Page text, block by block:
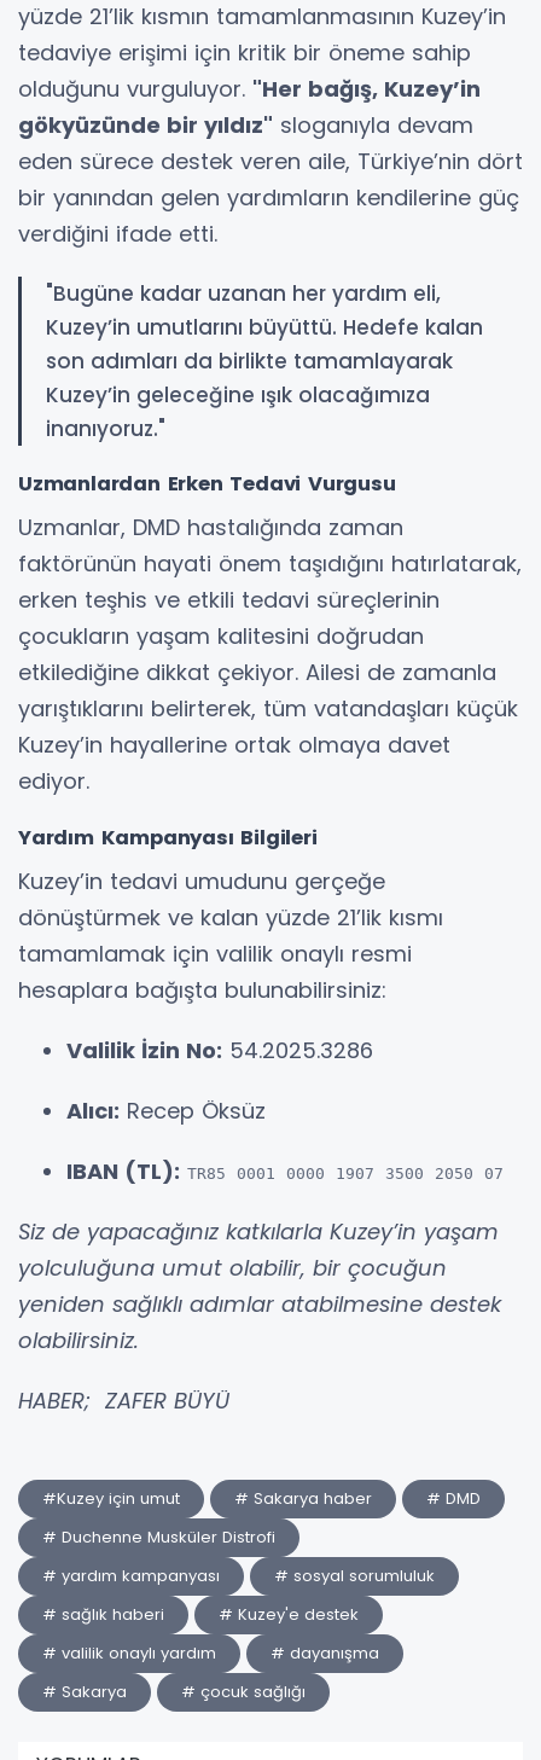
yüzde 21’lik kısmın tamamlanmasının Kuzey’in
tedaviye erişimi için kritik bir öneme sahip
olduğunu vurguluyor. "Her bağış, Kuzey’in
gökyüzünde bir yıldız" sloganıyla devam
eden sürece destek veren aile, Türkiye’nin dört
bir yanından gelen yardımların kendilerine güç
verdiğini ifade etti.
"Bugüne kadar uzanan her yardım eli,
Kuzey’in umutlarını büyüttü. Hedefe kalan
son adımları da birlikte tamamlayarak
Kuzey’in geleceğine ışık olacağımıza
inanıyoruz."
Uzmanlardan Erken Tedavi Vurgusu
Uzmanlar, DMD hastalığında zaman
faktörünün hayati önem taşıdığını hatırlatarak,
erken teşhis ve etkili tedavi süreçlerinin
çocukların yaşam kalitesini doğrudan
etkilediğine dikkat çekiyor. Ailesi de zamanla
yarıştıklarını belirterek, tüm vatandaşları küçük
Kuzey’in hayallerine ortak olmaya davet
ediyor.
Yardım Kampanyası Bilgileri
Kuzey’in tedavi umudunu gerçeğe
dönüştürmek ve kalan yüzde 21’lik kısmı
tamamlamak için valilik onaylı resmi
hesaplara bağışta bulunabilirsiniz:
Valilik İzin No: 54.2025.3286
Alıcı: Recep Öksüz
IBAN (TL): TR85 0001 0000 1907 3500 2050 07
Siz de yapacağınız katkılarla Kuzey’in yaşam
yolculuğuna umut olabilir, bir çocuğun
yeniden sağlıklı adımlar atabilmesine destek
olabilirsiniz.
HABER; ZAFER BÜYÜ
#Kuzey için umut # Sakarya haber
# DMD
# Duchenne Musküler Distrofi
# yardım kampanyası
# sosyal sorumluluk
# sağlık haberi
# Kuzey'e destek
# valilik onaylı yardım
# dayanışma
# Sakarya
# çocuk sağlığı